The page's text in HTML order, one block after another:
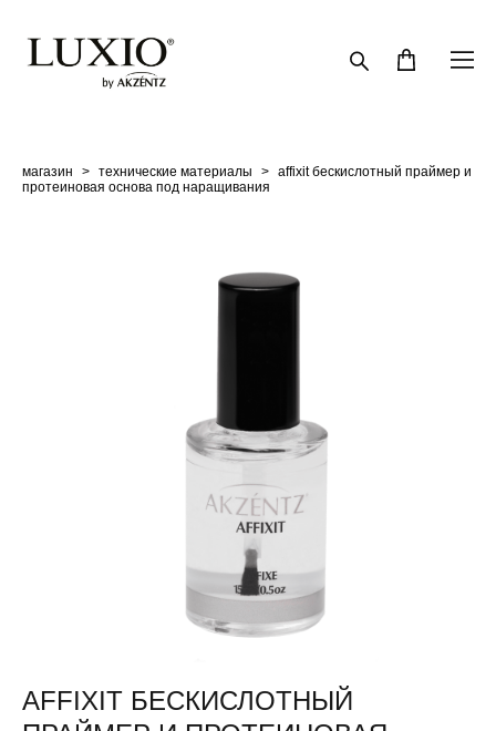
магазин > технические материалы > affixit бескислотный праймер и
протеиновая основа под наращивания
AFFIXIT БЕСКИСЛОТНЫЙ